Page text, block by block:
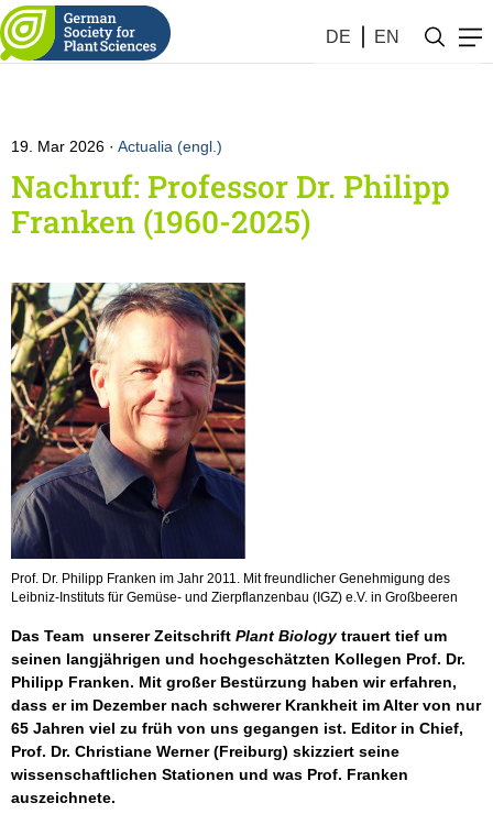
DE EN
19. Mar 2026 Actualia (engl.)
Nachruf: Professor Dr. Philipp
Franken (1960-2025)
Prof. Dr. Philipp Franken im Jahr 2011. Mit freundlicher Genehmigung des
Leibniz-Instituts für Gemüse- und Zierpflanzenbau (IGZ) e.V. in Großbeeren
Das Team unserer Zeitschrift Plant Biologytrauert tief um
seinen langjährigen und hochgeschätzten Kollegen Prof. Dr.
Philipp Franken. Mit großer Bestürzung haben wir erfahren,
dass er im Dezember nach schwerer Krankheit im Alter von nur
65 Jahren viel zu früh von uns gegangen ist. Editor in Chief,
Prof. Dr. Christiane Werner (Freiburg) skizziert seine
wissenschaftlichen Stationen und was Prof. Franken
auszeichnete.